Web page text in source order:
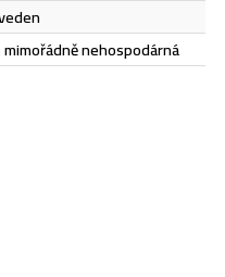
- mimořádně nehospodárná